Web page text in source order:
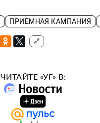
ПРИЕМНАЯ КАМПАНИЯ
🔗
ЧИТАЙТЕ «УГ» В: